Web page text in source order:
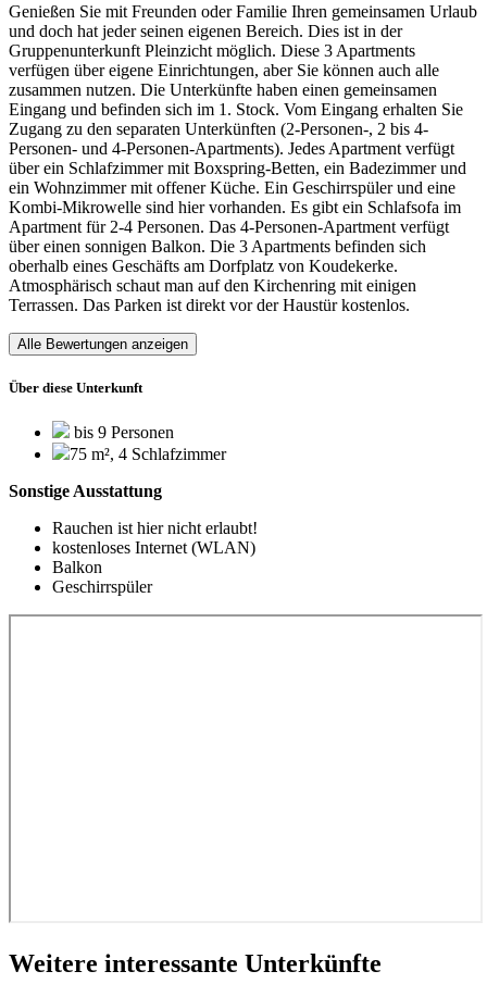
Genießen Sie mit Freunden oder Familie Ihren gemeinsamen Urlaub
und doch hat jeder seinen eigenen Bereich. Dies ist in der
Gruppenunterkunft Pleinzicht möglich. Diese 3 Apartments
verfügen über eigene Einrichtungen, aber Sie können auch alle
zusammen nutzen. Die Unterkünfte haben einen gemeinsamen
Eingang und befinden sich im 1. Stock. Vom Eingang erhalten Sie
Zugang zu den separaten Unterkünften (2-Personen-, 2 bis 4-
Personen- und 4-Personen-Apartments). Jedes Apartment verfügt
über ein Schlafzimmer mit Boxspring-Betten, ein Badezimmer und
ein Wohnzimmer mit offener Küche. Ein Geschirrspüler und eine
Kombi-Mikrowelle sind hier vorhanden. Es gibt ein Schlafsofa im
Apartment für 2-4 Personen. Das 4-Personen-Apartment verfügt
über einen sonnigen Balkon. Die 3 Apartments befinden sich
oberhalb eines Geschäfts am Dorfplatz von Koudekerke.
Atmosphärisch schaut man auf den Kirchenring mit einigen
Terrassen. Das Parken ist direkt vor der Haustür kostenlos.
Alle Bewertungen anzeigen
Über diese Unterkunft
bis 9 Personen
75 m², 4 Schlafzimmer
Sonstige Ausstattung
Rauchen ist hier nicht erlaubt!
kostenloses Internet (WLAN)
Balkon
Geschirrspüler
Weitere interessante Unterkünfte